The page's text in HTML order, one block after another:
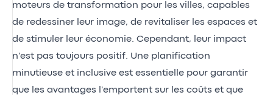
moteurs de transformation pour les villes, capables
de redessiner leur image, de revitaliser les espaces et
de stimuler leur économie. Cependant, leur impact
n'est pas toujours positif. Une planification
minutieuse et inclusive est essentielle pour garantir
que les avantages l'emportent sur les coûts et que